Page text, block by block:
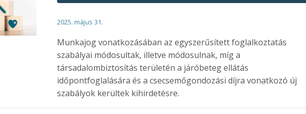
2025. május 31.
Munkajog vonatkozásában az egyszerűsített foglalkoztatás
szabályai módosultak, illetve módosulnak, míg a
társadalombiztosítás területén a járóbeteg ellátás
időpontfoglalására és a csecsemőgondozási díjra vonatkozó új
szabályok kerültek kihirdetésre.